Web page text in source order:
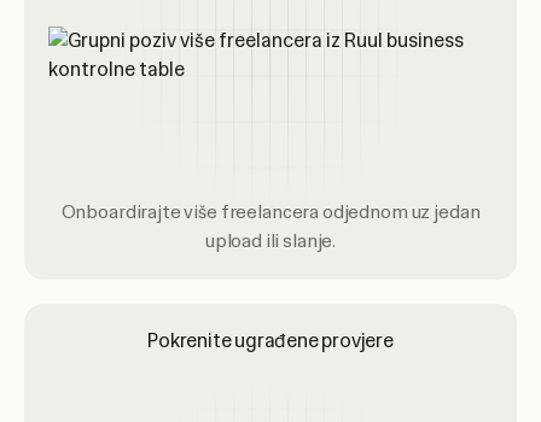
Onboardirajte više freelancera odjednom uz jedan
upload ili slanje.
Pokrenite ugrađene provjere